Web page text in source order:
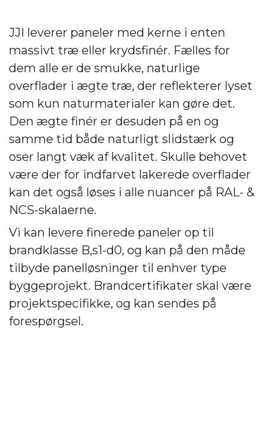
JJI leverer paneler med kerne i enten
massivt træ eller krydsfinér. Fælles for
dem alle er de smukke, naturlige
overflader i ægte træ, der reflekterer lyset
som kun naturmaterialer kan gøre det.
Den ægte finér er desuden på en og
samme tid både naturligt slidstærk og
oser langt væk af kvalitet. Skulle behovet
være der for indfarvet lakerede overflader
kan det også løses i alle nuancer på RAL- &
NCS-skalaerne.
Vi kan levere finerede paneler op til
brandklasse B,s1-d0, og kan på den måde
tilbyde panelløsninger til enhver type
byggeprojekt. Brandcertifikater skal være
projektspecifikke, og kan sendes på
forespørgsel.